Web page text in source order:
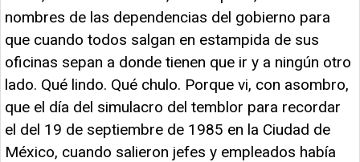
nombres de las dependencias del gobierno para
que cuando todos salgan en estampida de sus
oficinas sepan a donde tienen que ir y a ningún otro
lado. Qué lindo. Qué chulo. Porque vi, con asombro,
que el día del simulacro del temblor para recordar
el del 19 de septiembre de 1985 en la Ciudad de
México, cuando salieron jefes y empleados había